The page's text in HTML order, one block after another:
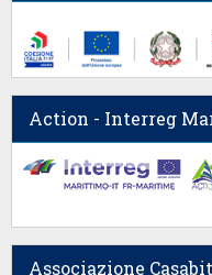
Action - Interreg
Associazione